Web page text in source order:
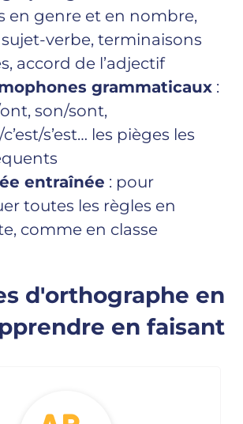
en genre et en nombre,
verbe, terminaisons
accord de l’adjectif
grammaticaux :
son/sont,
s’est… les pièges les
entraînée : pour
toutes les règles en
comme en classe
d'orthographe en
en faisant